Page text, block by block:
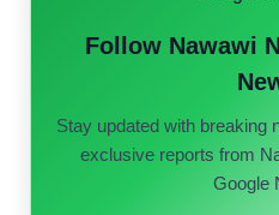
Follow Nawawi
Stay updated with breaking
exclusive reports from
Google